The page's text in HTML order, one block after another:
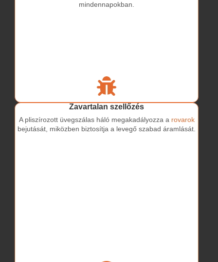
mindennapokban.
Zavartalan szellőzés
A pliszírozott üvegszálas háló megakadályozza a rovarok
bejutását, miközben biztosítja a levegő szabad áramlását.